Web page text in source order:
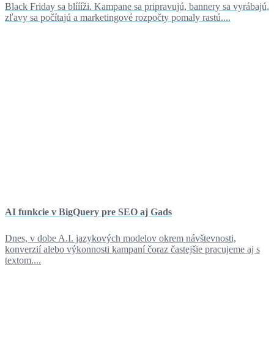
Black Friday sa blíííži. Kampane sa pripravujú, bannery sa vyrábajú,
zľavy sa počítajú a marketingové rozpočty pomaly rastú....
AI funkcie v BigQuery pre SEO aj Gads
Dnes, v dobe A.I. jazykových modelov okrem návštevnosti,
konverzií alebo výkonnosti kampaní čoraz častejšie pracujeme aj s
textom....